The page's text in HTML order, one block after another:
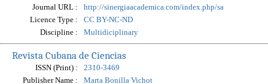
Journal URL :
http://sinergiaacademica.com/index.php/sa
Licence Type :
CC BY-NC-ND
Discipline :
Multidiciplinary
Revista Cubana de Ciencias
ISSN (Print) :
2310-3469
Publisher Name :
Marta Bonilla Vichot